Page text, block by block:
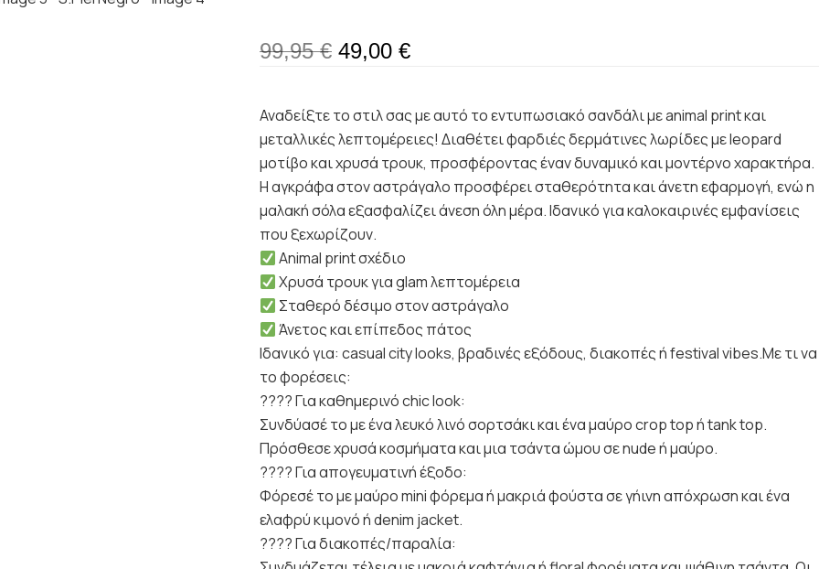
99,95€ 49,00 €
Αναδείξτε το στιλ σας με αυτό το εντυπωσιακό σανδάλι με animal print και
μεταλλικές λεπτομέρειες! Διαθέτει φαρδιές δερμάτινες λωρίδες με leopard
μοτίβο και χρυσά τρουκ, προσφέροντας έναν δυναμικό και μοντέρνο χαρακτήρα.
Η αγκράφα στον αστράγαλο προσφέρει σταθερότητα και άνετη εφαρμογή, ενώ η
μαλακή σόλα εξασφαλίζει άνεση όλη μέρα. Ιδανικό για καλοκαιρινές εμφανίσεις
που ξεχωρίζουν.
Animal print σχέδιο
Χρυσά τρουκ για glam λεπτομέρεια
Σταθερό δέσιμο στον αστράγαλο
Άνετος και επίπεδος πάτος
Ιδανικό για: casual city looks, βραδινές εξόδους, διακοπές ή festival vibes.Με τι να
το φορέσεις:
???? Για καθημερινό chic look:
Συνδύασέ το με ένα λευκό λινό σορτσάκι και ένα μαύρο crop top ή tank top.
Πρόσθεσε χρυσά κοσμήματα και μια τσάντα ώμου σε nude ή μαύρο.
???? Για απογευματινή έξοδο:
Φόρεσέ το με μαύρο mini φόρεμα ή μακριά φούστα σε γήινη απόχρωση και ένα
ελαφρύ κιμονό ή denim jacket.
???? Για διακοπές/παραλία: